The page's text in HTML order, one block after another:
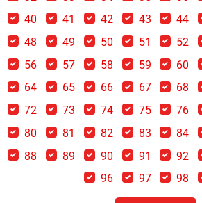
40
41 42 43 44
48
49 50 51 52
56
57 58 59 60
64
65 66 67 68
72
73 74 75 76
80
81 82 83 84
88
89 90 91 92
96
97 98